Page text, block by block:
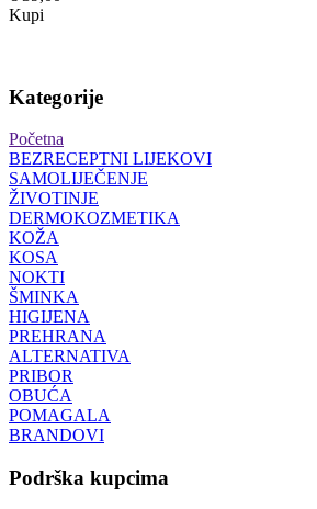
Kupi
Kategorije
Početna
BEZRECEPTNI LIJEKOVI
SAMOLIJEČENJE
ŽIVOTINJE
DERMOKOZMETIKA
KOŽA
KOSA
NOKTI
ŠMINKA
HIGIJENA
PREHRANA
ALTERNATIVA
PRIBOR
OBUĆA
POMAGALA
BRANDOVI
Podrška kupcima